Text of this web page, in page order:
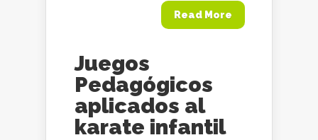
Read More
Juegos
Pedagógicos
aplicados al
karate infantil